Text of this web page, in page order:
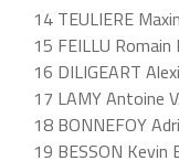
14 TEULIERE
15 FEILLU
16 DILIGEART
17 LAMY Antoine
18 BONNEFOY
19 BESSON Kevin